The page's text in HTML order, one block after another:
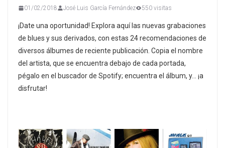
01/02/2018 José Luis García Fernández 550 visitas
¡Date una oportunidad! Explora aquí las nuevas grabaciones
de blues y sus derivados, con estas 24 recomendaciones de
diversos álbumes de reciente publicación. Copia el nombre
del artista, que se encuentra debajo de cada portada,
pégalo en el buscador de Spotify; encuentra el álbum, y… ¡a
disfrutar!